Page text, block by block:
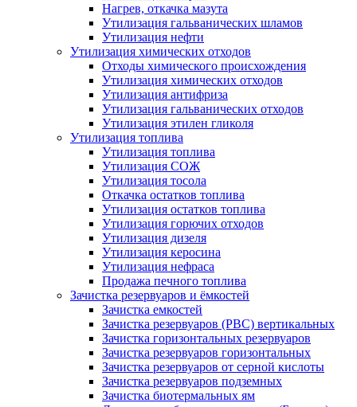
Нагрев, откачка мазута
Утилизация гальванических шламов
Утилизация нефти
Утилизация химических отходов
Отходы химического происхождения
Утилизация химических отходов
Утилизация антифриза
Утилизация гальванических отходов
Утилизация этилен гликоля
Утилизация топлива
Утилизация топлива
Утилизация СОЖ
Утилизация тосола
Откачка остатков топлива
Утилизация остатков топлива
Утилизация горючих отходов
Утилизация дизеля
Утилизация керосина
Утилизация нефраса
Продажа печного топлива
Зачистка резервуаров и ёмкостей
Зачистка емкостей
Зачистка резервуаров (РВС) вертикальных
Зачистка горизонтальных резервуаров
Зачистка резервуаров горизонтальных
Зачистка резервуаров от серной кислоты
Зачистка резервуаров подземных
Зачистка биотермальных ям